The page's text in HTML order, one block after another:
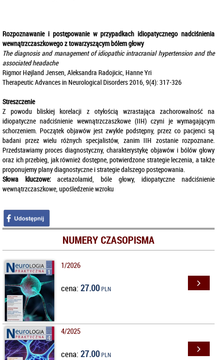
Rozpoznawanie i postępowanie w przypadkach idiopatycznego nadciśnienia
wewnątrzczaszkowego z towarzyszącym bólem głowy
The diagnosis and management of idiopathic intracranial hypertension and the
associated headache
Rigmor Højland Jensen, Aleksandra Radojicic, Hanne Yri
Therapeutic Advances in Neurological Disorders 2016, 9(4): 317-326
Streszczenie
Z powodu bliskiej korelacji z otyłością wzrastająca zachorowalność na
idiopatyczne nadciśnienie wewnątrzczaszkowe (IIH) czyni je wymagającym
schorzeniem. Początek objawów jest zwykle podstępny, przez co pacjenci są
badani przez wielu różnych specjalistów, zanim IIH zostanie rozpoznane.
Przedstawiamy proces diagnostyczny, charakterystykę objawów i bólów głowy
oraz ich przebieg, jak również dostępne, potwierdzone strategie leczenia, a także
proponujemy plany diagnostyczne i strategie dalszego postępowania.
Słowa kluczowe:acetazolamid, bóle głowy, idiopatyczne nadciśnienie
wewnątrzczaszkowe, upośledzenie wzroku
NUMERY CZASOPISMA
1/2026
cena: 27.00PLN
4/2025
cena: 27.00PLN